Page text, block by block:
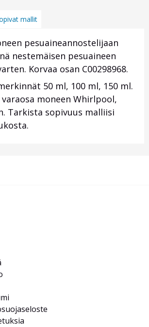
mallit
pesuaineannostelijaan
nestemäisen pesuaineen
Korvaa osan C00298968.
50 ml, 100 ml, 150 ml.
moneen Whirlpool,
Tarkista sopivuus malliisi